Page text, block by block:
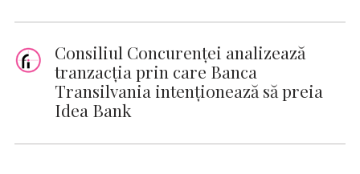
Consiliul Concurenţei analizează
tranzacţia prin care Banca
Transilvania intenționează să preia
Idea Bank